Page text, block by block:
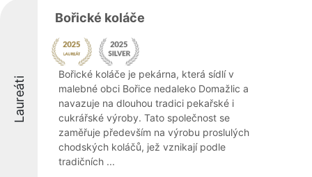
Laureáti
Bořické koláče
Bořické koláče je pekárna, která sídlí v
malebné obci Bořice nedaleko Domažlic a
navazuje na dlouhou tradici pekařské i
cukrářské výroby. Tato společnost se
zaměřuje především na výrobu proslulých
chodských koláčů, jež vznikají podle
tradičních ...